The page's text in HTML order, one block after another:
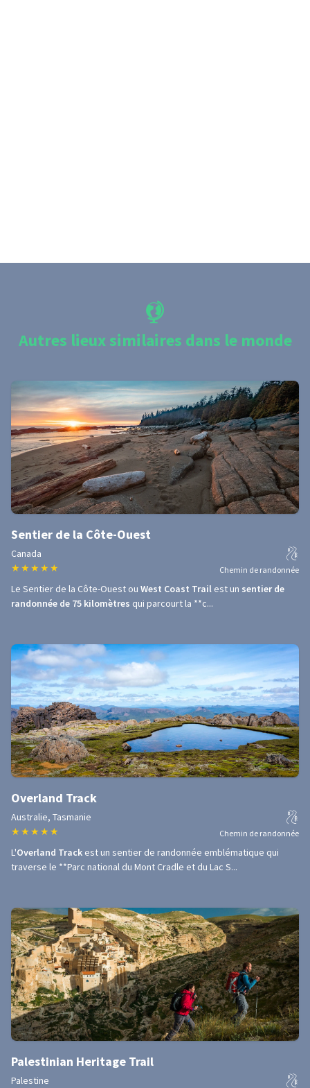
Autres lieux similaires dans le monde
Sentier de la Côte-Ouest
Canada
★ ★ ★ ★ ★ Chemin de randonnée
Le Sentier de la Côte-Ouest ou West Coast Trail est un sentier de
randonnée de 75 kilomètres qui parcourt la **c...
Overland Track
Australie, Tasmanie
★ ★ ★ ★ ★ Chemin de randonnée
L'Overland Track est un sentier de randonnée emblématique qui
traverse le **Parc national du Mont Cradle et du Lac S...
Palestinian Heritage Trail
Palestine